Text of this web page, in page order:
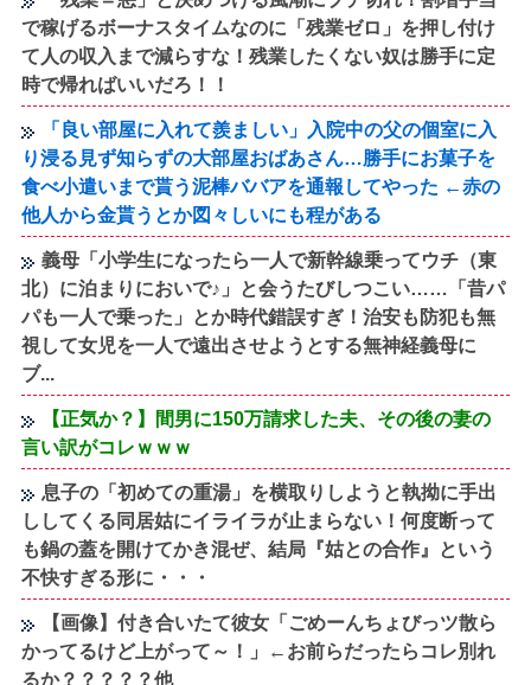
で稼げるボーナスタイムなのに「残業ゼロ」を押し付け
て人の収入まで減らすな！残業したくない奴は勝手に定
時で帰ればいいだろ！！
「良い部屋に入れて羨ましい」入院中の父の個室に入
り浸る見ず知らずの大部屋おばあさん…勝手にお菓子を
食べ小遣いまで貰う泥棒ババアを通報してやった ←赤の
他人から金貰うとか図々しいにも程がある
義母「小学生になったら一人で新幹線乗ってウチ（東
北）に泊まりにおいで♪」と会うたびしつこい……「昔パ
パも一人で乗った」とか時代錯誤すぎ！治安も防犯も無
視して女児を一人で遠出させようとする無神経義母に
ブ...
【正気か？】間男に150万請求した夫、その後の妻の
言い訳がコレｗｗｗ
息子の「初めての重湯」を横取りしようと執拗に手出
ししてくる同居姑にイライラが止まらない！何度断って
も鍋の蓋を開けてかき混ぜ、結局『姑との合作』という
不快すぎる形に・・・
【画像】付き合いたて彼女「ごめーんちょびっツ散ら
かってるけど上がって～！」←お前らだったらコレ別れ
るか？？？？？他